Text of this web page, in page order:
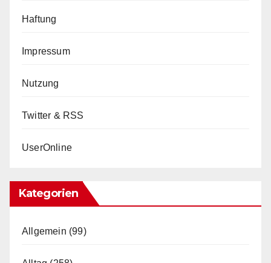
Haftung
Impressum
Nutzung
Twitter & RSS
UserOnline
Kategorien
Allgemein (99)